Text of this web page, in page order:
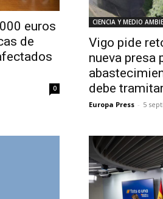
euros
de
0
CIENCIA Y MEDIO
Vigo pide
nueva presa
debe
Europa Press - 5